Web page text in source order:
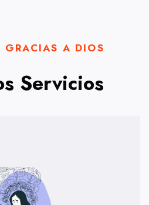
GRACIAS A DIOS
Servicios